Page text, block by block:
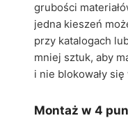
grubości
jedna kieszeń
przy katalogach
mniej sztuk, aby
i nie blokowały
Montaż w 4